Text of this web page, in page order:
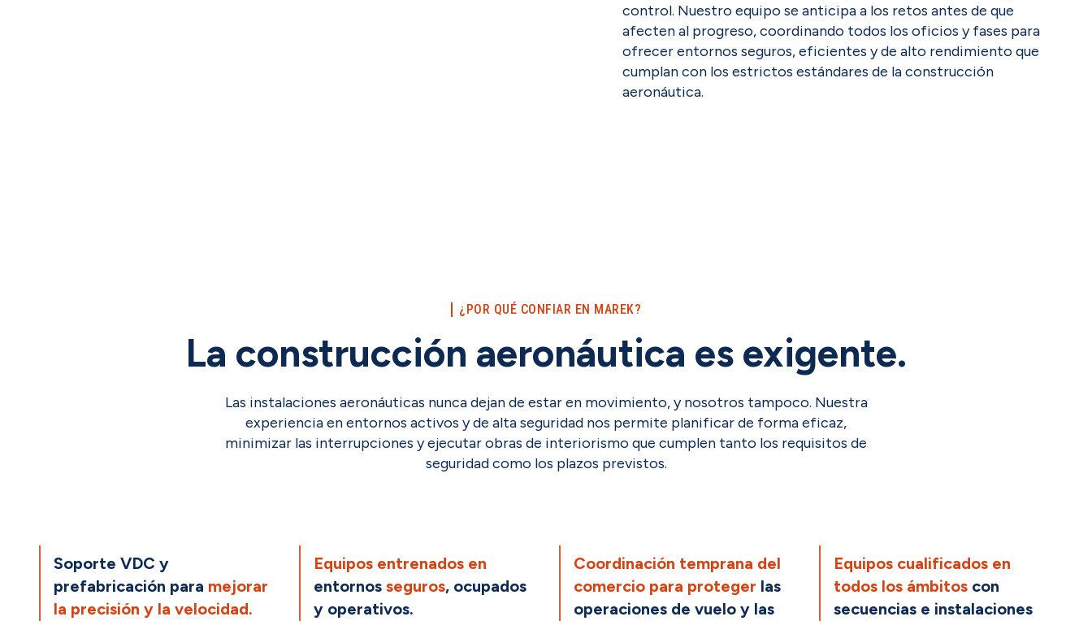
control. Nuestro equipo se anticipa a los retos antes de que
afecten al progreso, coordinando todos los oficios y fases para
ofrecer entornos seguros, eficientes y de alto rendimiento que
cumplan con los estrictos estándares de la construcción
aeronáutica.
¿POR QUÉ CONFIAR EN MAREK?
La construcción aeronáutica es exigente.
Las instalaciones aeronáuticas nunca dejan de estar en movimiento, y nosotros tampoco. Nuestra
experiencia en entornos activos y de alta seguridad nos permite planificar de forma eficaz,
minimizar las interrupciones y ejecutar obras de interiorismo que cumplen tanto los requisitos de
seguridad como los plazos previstos.
Soporte VDC y
prefabricación para mejorar
la precisión y la velocidad.
Equipos entrenados en
entornos seguros, ocupados
y operativos.
Coordinación temprana del
comercio para proteger las
operaciones de vuelo y las
Equipos cualificados en
todos los ámbitos con
secuencias e instalaciones